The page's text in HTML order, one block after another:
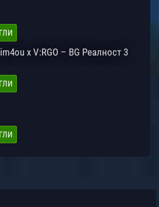
x V:RGO – BG Реалност 3